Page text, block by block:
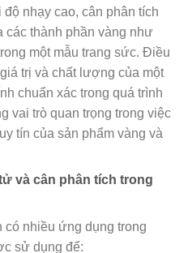
nhạy cao, cân phân tích
các thành phần vàng như
một mẫu trang sức. Điều
trị và chất lượng của một
chuẩn xác trong quá trình
vai trò quan trọng trong việc
tín của sản phẩm vàng và
và cân phân tích trong
có nhiều ứng dụng trong
sử dụng để: